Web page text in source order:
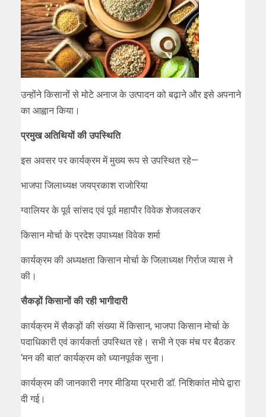
उन्होंने किसानों से मोटे अनाज के उत्पादन को बढ़ाने और इसे अपनाने
का आह्वान किया।
प्रमुख अतिथियों की उपस्थिति
इस अवसर पर कार्यक्रम में मुख्य रूप से उपस्थित रहे—
भाजपा जिलाध्यक्ष जयप्रकाश राजोरिया
ग्वालियर के पूर्व सांसद एवं पूर्व महापौर विवेक शेजवलकर
किसान मोर्चा के प्रदेश उपाध्यक्ष विवेक शर्मा
कार्यक्रम की अध्यक्षता किसान मोर्चा के जिलाध्यक्ष गिर्राज व्यास ने
की।
सैकड़ों किसानों की रही भागीदारी
कार्यक्रम में सैकड़ों की संख्या में किसान, भाजपा किसान मोर्चा के
पदाधिकारी एवं कार्यकर्ता उपस्थित रहे। सभी ने एक मंच पर बैठकर
‘मन की बात’ कार्यक्रम को ध्यानपूर्वक सुना।
कार्यक्रम की जानकारी नगर मीडिया प्रभारी डॉ. निशिकांत मोघे द्वारा
दी गई।